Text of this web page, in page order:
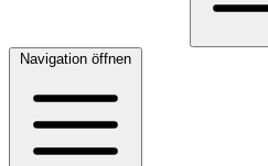
Navigation öffnen